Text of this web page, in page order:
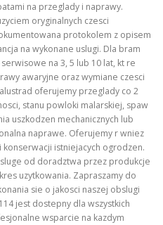
na przeglady i naprawy.
oryginalnych czesci
protokolem z opisem
na wykonane uslugi. Dla bram
na 3, 5 lub 10 lat, kt re
awaryjne oraz wymiane czesci
oferujemy przeglady co 2
stanu powloki malarskiej, spaw
uszkodzen mechanicznych lub
naprawe. Oferujemy r wniez
istniejacych ogrodzen.
od doradztwa przez produkcje
uzytkowania. Zapraszamy do
sie o jakosci naszej obslugi
jest dostepny dla wszystkich
wsparcie na kazdym